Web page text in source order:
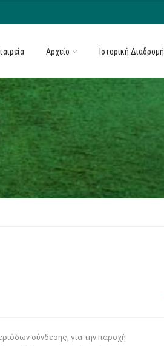
Αρχείο Ιστορική Διαδρομή
σύνδεσης, για την παροχή